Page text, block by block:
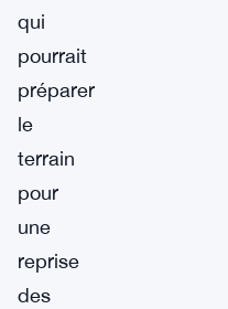
qui
pourrait
préparer
le
terrain
pour
une
reprise
des